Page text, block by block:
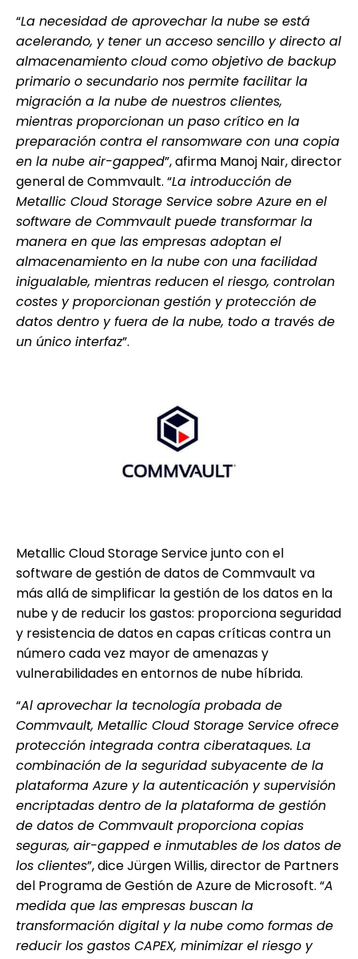
“La necesidad de aprovechar la nube se está
acelerando, y tener un acceso sencillo y directo al
almacenamiento cloud como objetivo de backup
primario o secundario nos permite facilitar la
migración a la nube de nuestros clientes,
mientras proporcionan un paso crítico en la
preparación contra el ransomware con una copia
en la nube air-gapped”,afirma Manoj Nair, director
general de Commvault. “La introducción de
Metallic Cloud Storage Service sobre Azure en el
software de Commvault puede transformar la
manera en que las empresas adoptan el
almacenamiento en la nube con una facilidad
inigualable, mientras reducen el riesgo, controlan
costes y proporcionan gestión y protección de
datos dentro y fuera de la nube, todo a través de
un único interfaz”.
Metallic Cloud Storage Service junto con el
software de gestión de datos de Commvault va
más allá de simplificar la gestión de los datos en la
nube y de reducir los gastos: proporciona seguridad
y resistencia de datos en capas críticas contra un
número cada vez mayor de amenazas y
vulnerabilidades en entornos de nube híbrida.
“Al aprovechar la tecnología probada de
Commvault, Metallic Cloud Storage Service ofrece
protección integrada contra ciberataques. La
combinación de la seguridad subyacente de la
plataforma Azure y la autenticación y supervisión
encriptadas dentro de la plataforma de gestión
de datos de Commvault proporciona copias
seguras, air-gapped e inmutables de los datos de
los clientes”, dice Jürgen Willis, director de Partners
del Programa de Gestión de Azure de Microsoft. “A
medida que las empresas buscan la
transformación digital y la nube como formas de
reducir los gastos CAPEX, minimizar el riesgo y